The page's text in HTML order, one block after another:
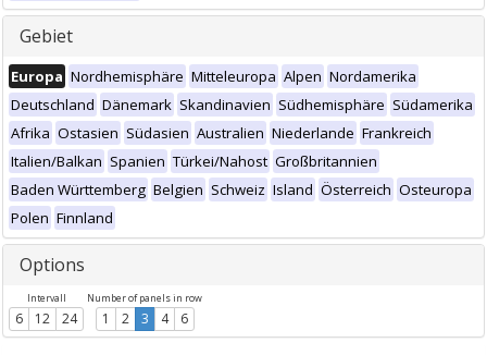
Gebiet
Europa Nordhemisphäre Mitteleuropa Alpen Nordamerika
Deutschland Dänemark Skandinavien Südhemisphäre Südamerika
Afrika Ostasien Südasien Australien Niederlande Frankreich
Italien/Balkan Spanien Türkei/Nahost Großbritannien
Baden Württemberg Belgien Schweiz Island Österreich Osteuropa
Polen Finnland
Options
Intervall
6 12 24
Number of panels in row
1 2 3 4 6